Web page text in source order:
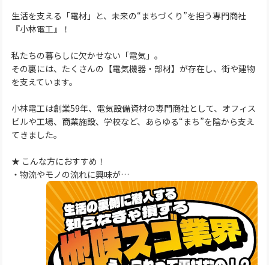
生活を支える「電材」と、未来の“まちづくり”を担う専門商社
『小林電工』！
私たちの暮らしに欠かせない「電気」。
その裏には、たくさんの【電気機器・部材】が存在し、街や建物
を支えています。
小林電工は創業59年、電気設備資材の専門商社として、オフィス
ビルや工場、商業施設、学校など、あらゆる“まち”を陰から支え
てきました。
★ こんな方におすすめ！
・物流やモノの流れに興味が…